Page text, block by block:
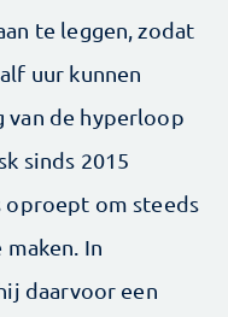
te leggen, zodat
uur kunnen
van de hyperloop
sinds 2015
om steeds
In
daarvoor een